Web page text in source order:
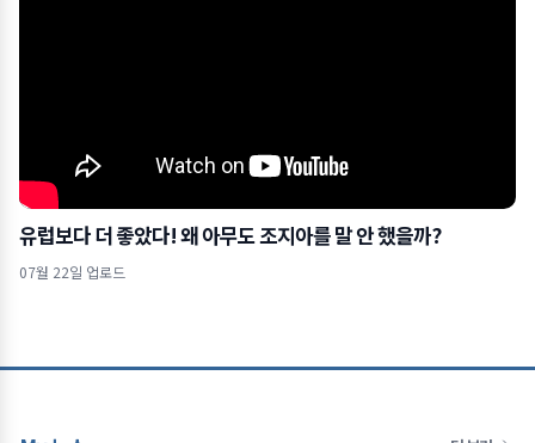
유럽보다 더 좋았다! 왜 아무도 조지아를 말 안 했을까?
07월 22일 업로드